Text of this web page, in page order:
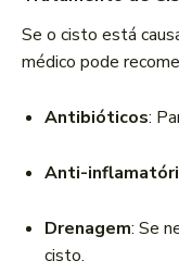
Se o cisto está
médico pode
Antibióticos:
Anti-
Drenagem: Se
cisto.